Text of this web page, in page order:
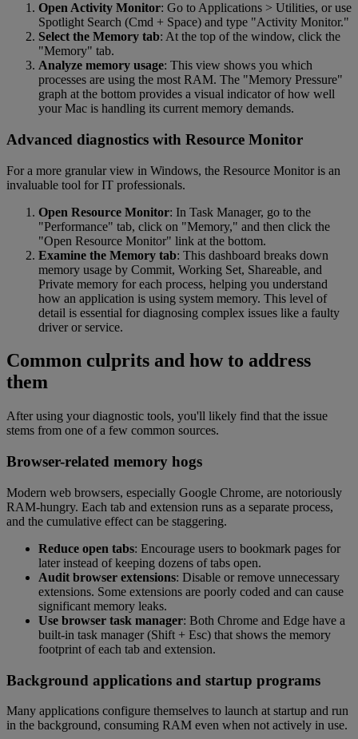
Open Activity Monitor: Go to Applications > Utilities, or use
Spotlight Search (Cmd + Space) and type "Activity Monitor."
Select the Memory tab: At the top of the window, click the
"Memory" tab.
Analyze memory usage: This view shows you which
processes are using the most RAM. The "Memory Pressure"
graph at the bottom provides a visual indicator of how well
your Mac is handling its current memory demands.
Advanced diagnostics with Resource Monitor
For a more granular view in Windows, the Resource Monitor is an
invaluable tool for IT professionals.
Open Resource Monitor: In Task Manager, go to the
"Performance" tab, click on "Memory," and then click the
"Open Resource Monitor" link at the bottom.
Examine the Memory tab: This dashboard breaks down
memory usage by Commit, Working Set, Shareable, and
Private memory for each process, helping you understand
how an application is using system memory. This level of
detail is essential for diagnosing complex issues like a faulty
driver or service.
Common culprits and how to address
them
After using your diagnostic tools, you'll likely find that the issue
stems from one of a few common sources.
Browser-related memory hogs
Modern web browsers, especially Google Chrome, are notoriously
RAM-hungry. Each tab and extension runs as a separate process,
and the cumulative effect can be staggering.
Reduce open tabs: Encourage users to bookmark pages for
later instead of keeping dozens of tabs open.
Audit browser extensions: Disable or remove unnecessary
extensions. Some extensions are poorly coded and can cause
significant memory leaks.
Use browser task manager: Both Chrome and Edge have a
built-in task manager (Shift + Esc) that shows the memory
footprint of each tab and extension.
Background applications and startup programs
Many applications configure themselves to launch at startup and run
in the background, consuming RAM even when not actively in use.